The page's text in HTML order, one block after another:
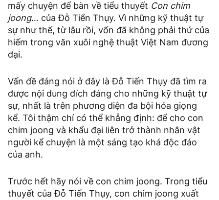
mấy chuyện để bàn về tiểu thuyết Con chim
joong… của Đỗ Tiến Thụy. Vì những kỹ thuật tự
sự như thế, từ lâu rồi, vốn đã không phải thứ của
hiếm trong văn xuôi nghệ thuật Việt Nam đương
đại.
Vấn đề đáng nói ở đây là Đỗ Tiến Thụy đã tìm ra
được nội dung đích đáng cho những kỹ thuật tự
sự, nhất là trên phương diện đa bội hóa giọng
kể. Tôi thậm chí có thể khẳng định: để cho con
chim joong và khẩu đại liên trở thành nhân vật
người kể chuyện là một sáng tạo khá độc đáo
của anh.
Trước hết hãy nói về con chim joong. Trong tiểu
thuyết của Đỗ Tiến Thụy, con chim joong xuất